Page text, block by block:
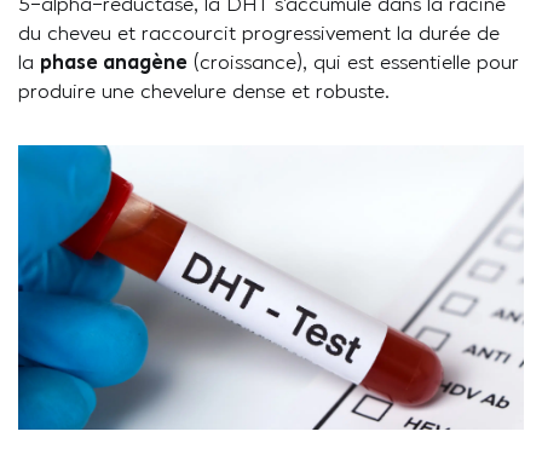
5-alpha-réductase, la DHT s’accumule dans la racine
du cheveu et raccourcit progressivement la durée de
la phase anagène (croissance), qui est essentielle pour
produire une chevelure dense et robuste.